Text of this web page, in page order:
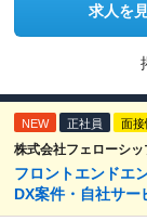
求人を
NEW 正社員 面
株式会社フェローシッ
フロントエンドエ
DX案件・自社サ